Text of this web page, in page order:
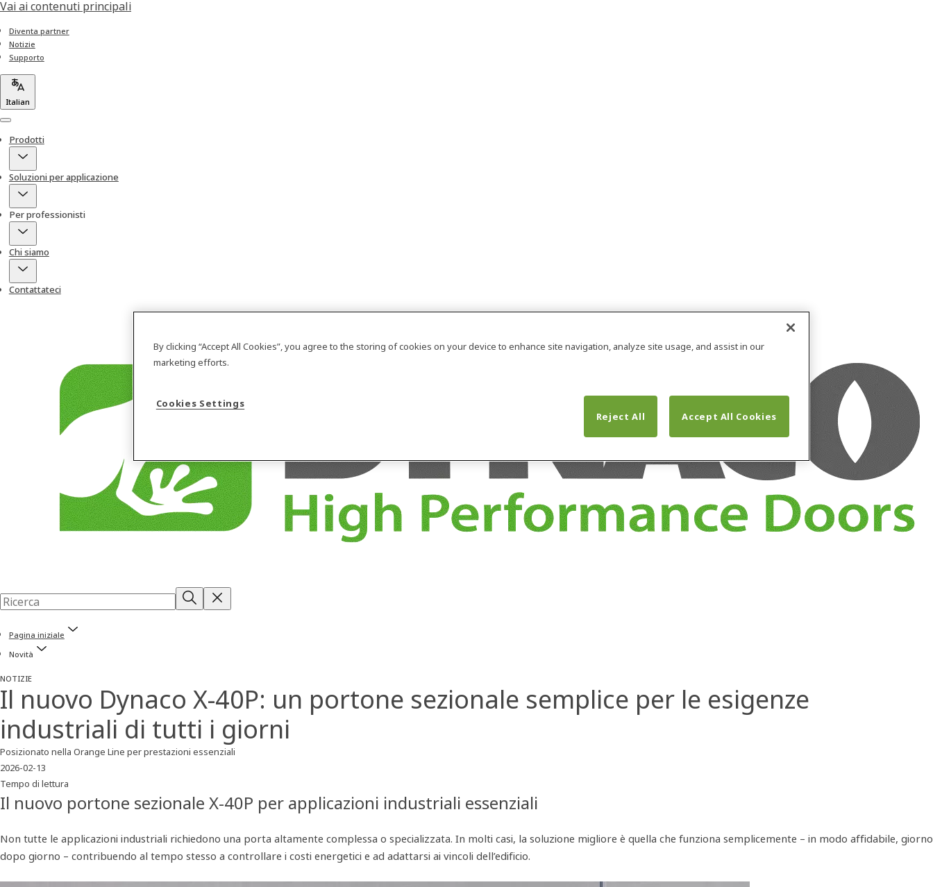
Vai ai contenuti principali
Diventa partner
Notizie
Supporto
Italian
Menu
Prodotti
Soluzioni per applicazione
Per professionisti
Chi siamo
Contattateci
Pagina iniziale
Novità
NOTIZIE
Il nuovo Dynaco X‑40P: un portone sezionale semplice per le esigenze
industriali di tutti i giorni
Posizionato nella Orange Line per prestazioni essenziali
2026-02-13
Tempo di lettura
Il nuovo portone sezionale X‑40P per applicazioni industriali essenziali
Non tutte le applicazioni industriali richiedono una porta altamente complessa o specializzata. In molti casi, la soluzione migliore è quella che funziona semplicemente – in modo affidabile, giorno
dopo giorno – contribuendo al tempo stesso a controllare i costi energetici e ad adattarsi ai vincoli dell’edificio.
By clicking “Accept All Cookies”, you agree to the storing of cookies on your device to enhance site navigation, analyze site usage, and assist in our
marketing efforts.
Cookies Settings
Reject All
Accept All Cookies